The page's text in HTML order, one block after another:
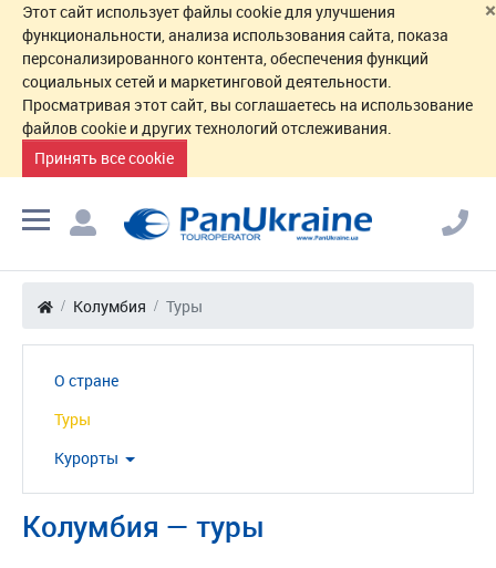
×
Этот сайт использует файлы cookie для улучшения
функциональности, анализа использования сайта, показа
персонализированного контента, обеспечения функций
социальных сетей и маркетинговой деятельности.
Просматривая этот сайт, вы соглашаетесь на использование
файлов cookie и других технологий отслеживания.
Принять все cookie
Колумбия Туры
О стране
Туры
Курорты
Колумбия — туры